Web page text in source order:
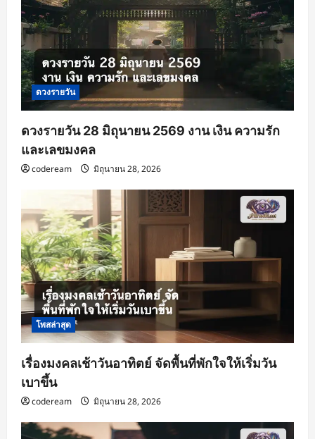
ดวงรายวัน
ดวงรายวัน 28 มิถุนายน 2569 งาน เงิน ความรัก
และเลขมงคล
codeream มิถุนายน 28, 2026
โพสล่าสุด
เรื่องมงคลเช้าวันอาทิตย์ จัดพื้นที่พักใจให้เริ่มวัน
เบาขึ้น
codeream มิถุนายน 28, 2026